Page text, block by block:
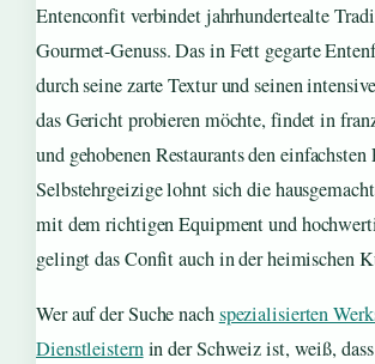
Entenconfit verbindet jahrhundertealte
Gourmet-Genuss. Das in Fett gegarte
durch seine zarte Textur und seinen
das Gericht probieren möchte, findet in
und gehobenen Restaurants den
Selbstehrgeizige lohnt sich die
mit dem richtigen Equipment und
gelingt das Confit auch in der heimischen
Wer auf der Suche nachspezialisierten
Dienstleisternin der Schweiz ist, weiß,